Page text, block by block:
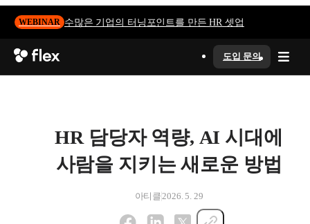
WEBINAR 수많은 기업의 터닝포인트를 만든 HR 셋업
도입 문의
HR 담당자 역량, AI 시대에
사람을 지키는 새로운 방법
아티클 2026. 5. 29